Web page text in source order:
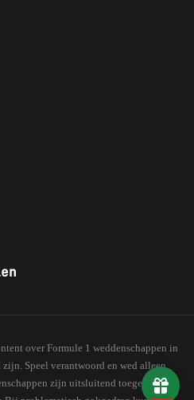
over Formule 1 weddenschappen in
Speel verantwoord en wed alleen
zijn uitsluitend toegestaan